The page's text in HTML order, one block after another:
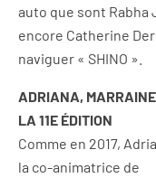
auto que sont Rabha
encore Catherine
naviguer « SHINO ».
ADRIANA,
LA 11E ÉDITION
Comme en 2017,
la co-animatrice de